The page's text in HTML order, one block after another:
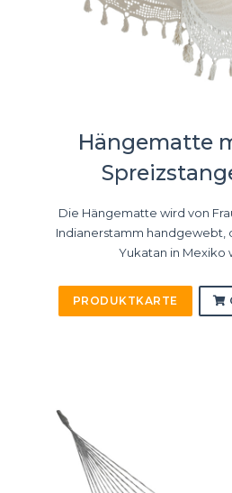
Hängematte
Die Hängematte wird von
Indianerstamm handgewebt,
Yukatan in Mexiko
PRODUKTKARTE